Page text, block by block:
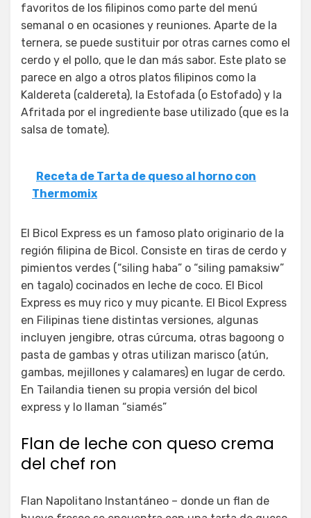
favoritos de los filipinos como parte del menú
semanal o en ocasiones y reuniones. Aparte de la
ternera, se puede sustituir por otras carnes como el
cerdo y el pollo, que le dan más sabor. Este plato se
parece en algo a otros platos filipinos como la
Kaldereta (caldereta), la Estofada (o Estofado) y la
Afritada por el ingrediente base utilizado (que es la
salsa de tomate).
Receta de Tarta de queso al horno con
Thermomix
El Bicol Express es un famoso plato originario de la
región filipina de Bicol. Consiste en tiras de cerdo y
pimientos verdes (“siling haba” o “siling pamaksiw”
en tagalo) cocinados en leche de coco. El Bicol
Express es muy rico y muy picante. El Bicol Express
en Filipinas tiene distintas versiones, algunas
incluyen jengibre, otras cúrcuma, otras bagoong o
pasta de gambas y otras utilizan marisco (atún,
gambas, mejillones y calamares) en lugar de cerdo.
En Tailandia tienen su propia versión del bicol
express y lo llaman “siamés”
Flan de leche con queso crema
del chef ron
Flan Napolitano Instantáneo – donde un flan de